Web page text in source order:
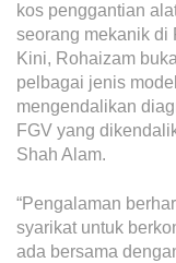
kos penggantian
seorang mekanik di
Kini, Rohaizam
pelbagai jenis
mengendalikan
FGV yang
Shah Alam.
“Pengalaman
syarikat untuk
ada bersama